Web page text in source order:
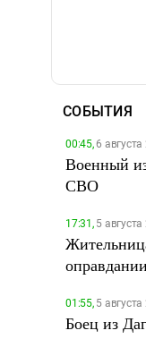
СОБЫТИЯ
00:45,6 августа
Военный
СВО
17:31,5 августа
01:55,5 августа
Боец из